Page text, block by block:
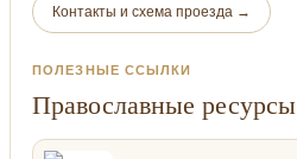
Контакты и схема проезда →
ПОЛЕЗНЫЕ ССЫЛКИ
Православные ресурсы